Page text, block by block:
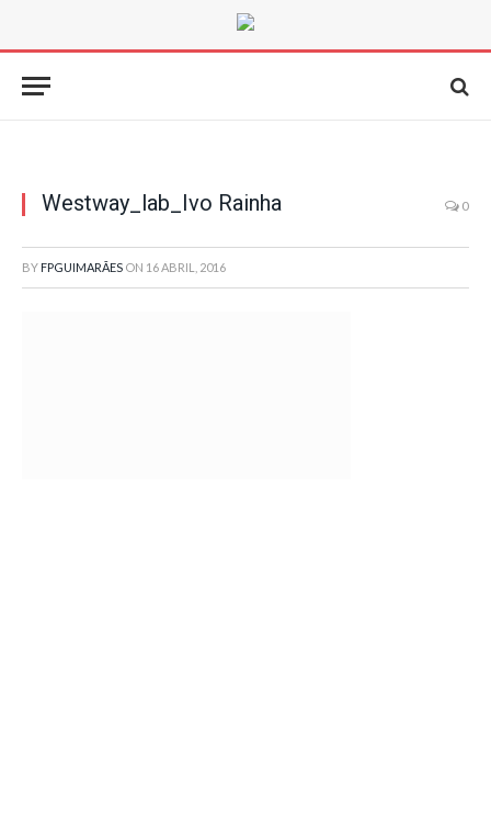
Westway_lab_Ivo Rainha 0
BY FPGUIMARÃES ON 16 ABRIL, 2016